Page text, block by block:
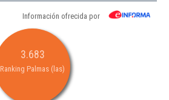
Información ofrecida por
3.683
Ranking Palmas (las)